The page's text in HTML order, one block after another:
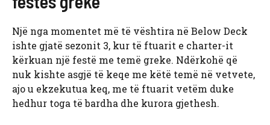
Një nga momentet më të vështira në Below Deck
ishte gjatë sezonit 3, kur të ftuarit e charter-it
kërkuan një festë me temë greke. Ndërkohë që
nuk kishte asgjë të keqe me këtë temë në vetvete,
ajo u ekzekutua keq, me të ftuarit vetëm duke
hedhur toga të bardha dhe kurora gjethesh.